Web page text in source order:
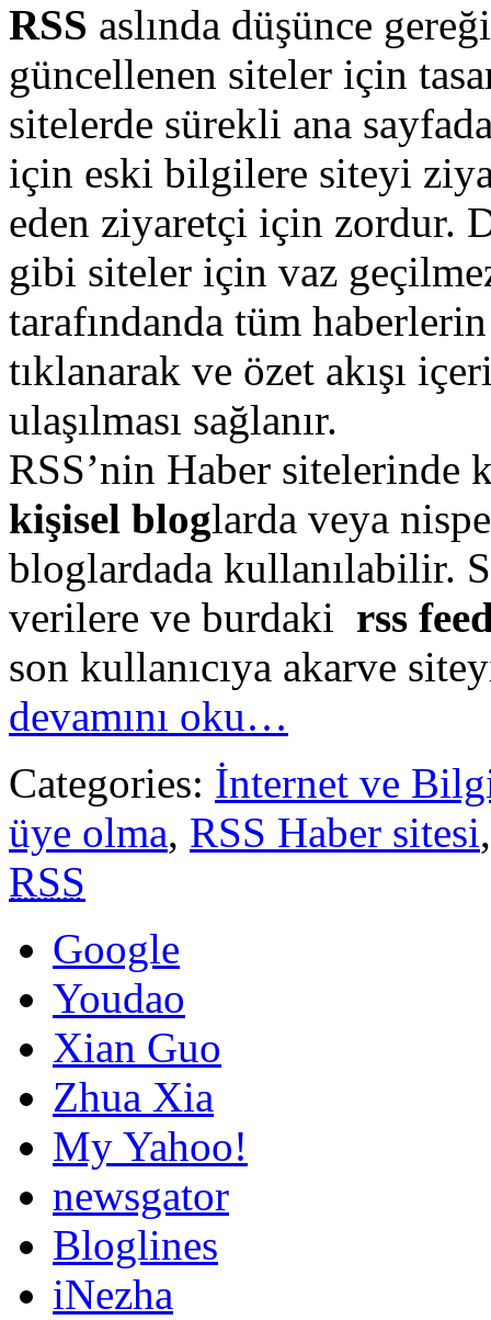
RSS aslında düşünce
güncellenen siteler için
sitelerde sürekli ana
için eski bilgilere siteyi
eden ziyaretçi için zordur.
gibi siteler için vaz
tarafındanda tüm
tıklanarak ve özet akışı
ulaşılması sağlanır.
RSS’nin Haber sitelerinde
kişisel bloglarda veya
bloglardada kullanılabilir.
verilere ve burdaki rss
son kullanıcıya akarve
devamını oku…
Categories: İnternet ve
üye olma, RSS Haber sitesi
RSS
Google
Youdao
Xian Guo
Zhua Xia
My Yahoo!
newsgator
Bloglines
iNezha